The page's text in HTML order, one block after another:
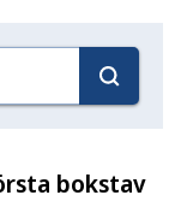
bokstav